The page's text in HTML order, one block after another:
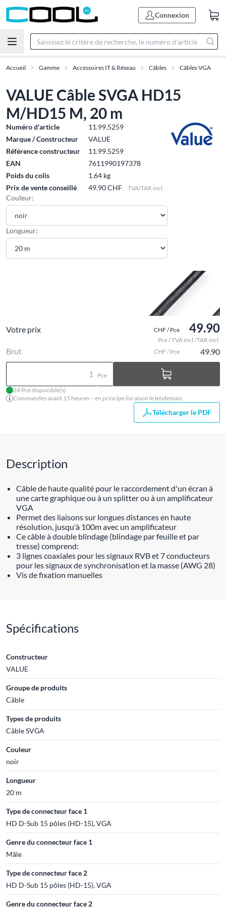
Connexion
Accueil Gamme Accessoires IT & Réseau Câbles Câbles VGA
VALUE Câble SVGA HD15
M/HD15 M, 20 m
Numéro d'article
11.99.5259
Marque / Constructeur
VALUE
Référence constructeur
11.99.5259
EAN
7611990197378
Poids du colis
1.64 kg
Prix de vente conseillé
49.90 CHF TVA/TAR incl.
Couleur:
Longueur:
Votre prix CHF / Pce 49.90
Pce / TVA incl./TAR incl.
Brut CHF / Pce 49.90
Pce
24 Pce disponible(s)
Commandes avant 15 heures – en principe livraison le lendemain
Télécharger le PDF
Description
Câble de haute qualité pour le raccordement d'un écran à
une carte graphique ou à un splitter ou à un amplificateur
VGA
Permet des liaisons sur longues distances en haute
résolution, jusqu'à 100m avec un amplificateur
Ce câble à double blindage (blindage par feuille et par
tresse) comprend:
3 lignes coaxiales pour les signaux RVB et 7 conducteurs
pour les signaux de synchronisation et la masse (AWG 28)
Vis de fixation manuelles
Spécifications
Constructeur
VALUE
Groupe de produits
Câble
Types de produits
Câble SVGA
Couleur
noir
Longueur
20 m
Type de connecteur face 1
HD D-Sub 15 pôles (HD-15), VGA
Genre du connecteur face 1
Mâle
Type de connecteur face 2
HD D-Sub 15 pôles (HD-15), VGA
Genre du connecteur face 2